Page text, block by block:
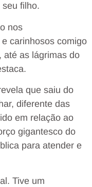
filho.
nos
carinhosos comigo
até as lágrimas do
que saiu do
diferente das
em relação ao
gigantesco do
para atender e
Tive um